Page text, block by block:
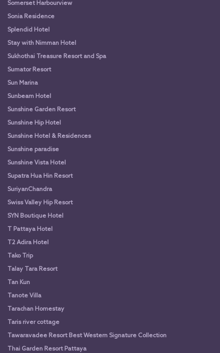
Somerset Harbourview
Sonia Residence
Splendid Hotel
Stay with Nimman Hotel
Sukhothai Treasure Resort and Spa
Sumator Resort
Sun Marina
Sunbeam Hotel
Sunshine Garden Resort
Sunshine Hip Hotel
Sunshine Hotel & Residences
Sunshine paradise
Sunshine Vista Hotel
Supatra Hua Hin Resort
SuriyanChandra
Swiss Valley Hip Resort
SYN Boutique Hotel
T Pattaya Hotel
T2 Adira Hotel
Tako Trip
Talay Tara Resort
Tan Kun
Tanote Villa
Tarachan Homestay
Taris river cottage
Tawaravadee Resort Best Western Signature Collection
Thai Garden Resort Pattaya